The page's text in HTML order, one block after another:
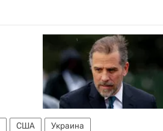
США Украина